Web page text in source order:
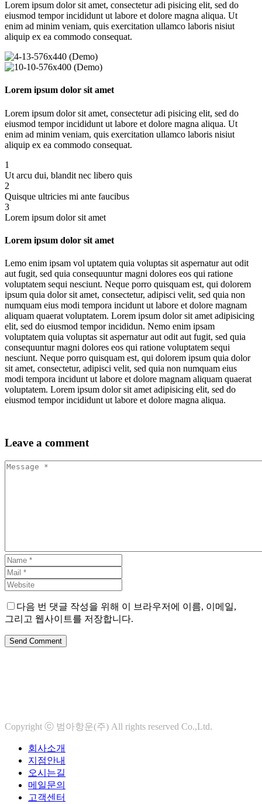
Lorem ipsum dolor sit amet, consectetur adi pisicing elit, sed do
eiusmod tempor incididunt ut labore et dolore magna aliqua. Ut
enim ad minim veniam, quis exercitation ullamco laboris nisiut
aliquip ex ea commodo consequat.
Lorem ipsum dolor sit amet
Lorem ipsum dolor sit amet, consectetur adi pisicing elit, sed do
eiusmod tempor incididunt ut labore et dolore magna aliqua. Ut
enim ad minim veniam, quis exercitation ullamco laboris nisiut
aliquip ex ea commodo consequat.
1
Ut arcu dui, blandit nec libero quis
2
Quisque ultricies mi ante faucibus
3
Lorem ipsum dolor sit amet
Lorem ipsum dolor sit amet
Lemo enim ipsam vol uptatem quia voluptas sit aspernatur aut odit
aut fugit, sed quia consequuntur magni dolores eos qui ratione
voluptatem sequi nesciunt. Neque porro quisquam est, qui dolorem
ipsum quia dolor sit amet, consectetur, adipisci velit, sed quia non
numquam eius modi tempora incidunt ut labore et dolore magnam
aliquam quaerat voluptatem. Lorem ipsum dolor sit amet adipisicing
elit, sed do eiusmod tempor incididun. Nemo enim ipsam
voluptatem quia voluptas sit aspernatur aut odit aut fugit, sed quia
consequuntur magni dolores eos qui ratione voluptatem sequi
nesciunt. Neque porro quisquam est, qui dolorem ipsum quia dolor
sit amet, consectetur, adipisci velit, sed quia non numquam eius
modi tempora incidunt ut labore et dolore magnam aliquam quaerat
voluptatem. Lorem ipsum dolor sit amet adipisicing elit, sed do
eiusmod tempor incididunt ut labore et dolore magna aliqua.
Leave a comment
다음 번 댓글 작성을 위해 이 브라우저에 이름, 이메일,
그리고 웹사이트를 저장합니다.
Send Comment
Copyright ⓒ 범아항운(주) All rights reserved Co.,Ltd.
회사소개
지점안내
오시는길
메일문의
고객센터